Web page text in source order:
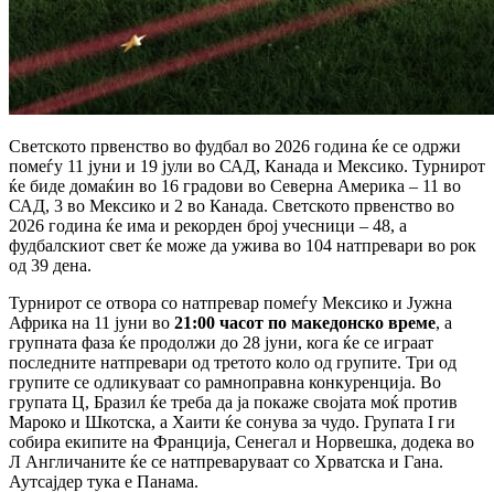
Светското првенство во фудбал во 2026 година ќе се одржи
помеѓу 11 јуни и 19 јули во САД, Канада и Мексико. Турнирот
ќе биде домаќин во 16 градови во Северна Америка – 11 во
САД, 3 во Мексико и 2 во Канада. Светското првенство во
2026 година ќе има и рекорден број учесници – 48, а
фудбалскиот свет ќе може да ужива во 104 натпревари во рок
од 39 дена.
Турнирот се отвора со натпревар помеѓу Мексико и Јужна
Африка на 11 јуни во 21:00 часот по македонско време, а
групната фаза ќе продолжи до 28 јуни, кога ќе се играат
последните натпревари од третото коло од групите. Три од
групите се одликуваат со рамноправна конкуренција. Во
групата Ц, Бразил ќе треба да ја покаже својата моќ против
Мароко и Шкотска, а Хаити ќе сонува за чудо. Групата I ги
собира екипите на Франција, Сенегал и Норвешка, додека во
Л Англичаните ќе се натпреваруваат со Хрватска и Гана.
Аутсајдер тука е Панама.